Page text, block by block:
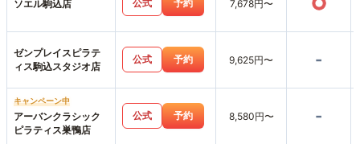
ソエル駒込店 公式 予約 7,678円〜
ゼンプレイスピラテ
ィス駒込スタジオ店
公式 予約 9,625円〜 -
キャンペーン中
アーバンクラシック
ピラティス巣鴨店
公式 予約 8,580円〜 -